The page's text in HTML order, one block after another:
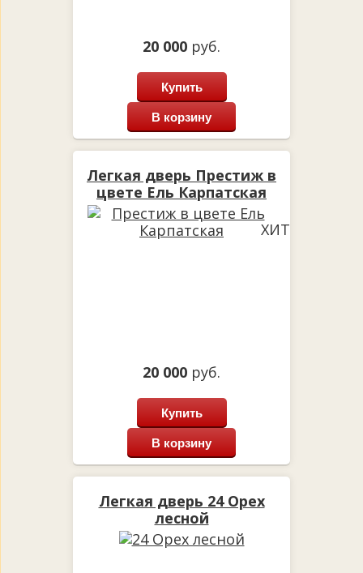
20 000 руб.
Купить
В корзину
Легкая дверь Престиж в
цвете Ель Карпатская
ХИТ
20 000 руб.
Купить
В корзину
Легкая дверь 24 Орех
лесной